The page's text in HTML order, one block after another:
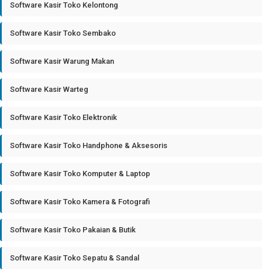
Software Kasir Toko Kelontong
Software Kasir Toko Sembako
Software Kasir Warung Makan
Software Kasir Warteg
Software Kasir Toko Elektronik
Software Kasir Toko Handphone & Aksesoris
Software Kasir Toko Komputer & Laptop
Software Kasir Toko Kamera & Fotografi
Software Kasir Toko Pakaian & Butik
Software Kasir Toko Sepatu & Sandal